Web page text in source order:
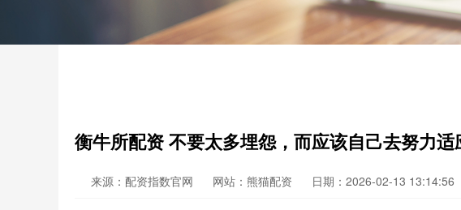
衡牛所配资 不要太多埋怨，而应该自己去努力
来源：配资指数官网 网站：熊猫配资 日期：2026-02-13 13:14:56